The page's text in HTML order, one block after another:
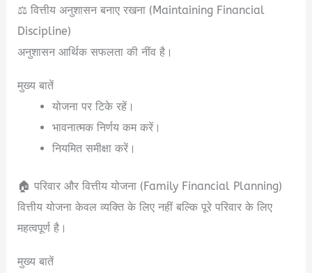
⚖️ वित्तीय अनुशासन बनाए रखना (Maintaining Financial
Discipline)
अनुशासन आर्थिक सफलता की नींव है।
मुख्य बातें
योजना पर टिके रहें।
भावनात्मक निर्णय कम करें।
नियमित समीक्षा करें।
🏠 परिवार और वित्तीय योजना (Family Financial Planning)
वित्तीय योजना केवल व्यक्ति के लिए नहीं बल्कि पूरे परिवार के लिए
महत्वपूर्ण है।
मुख्य बातें